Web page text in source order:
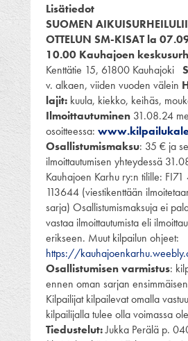
Lisätiedot
SUOMEN
OTTELUN SM-KISAT la
10.00 Kauhajoen
Kenttätie 15, 61800 Kauhajoki
v. alkaen, viiden vuoden välein
lajit: kuula, kiekko, keihäs,
Ilmoittautuminen 31.08.24
osoitteessa:
Osallistumismaksu: 35 € ja
ilmoittautumisen yhteydessä
Kauhajoen Karhu ry:n tilille:
113644 (viestikenttään
sarja) Osallistumismaksuja ei
vastaa ilmoittautumista eli
erikseen. Muut kilpailun ohjeet:
https://
Osallistumisen varmistus:
ennen oman sarjan
Kilpailijat kilpailevat omalla
kilpailijalla tulee olla voimassa
Tiedustelut:Jukka Perälä p.